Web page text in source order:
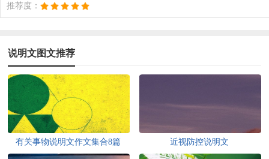
推荐度：
说明文图文推荐
有关事物说明文作文集合8篇 近视防控说明文